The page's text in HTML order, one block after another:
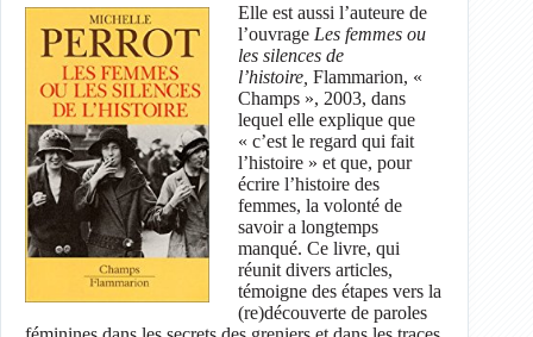
Elle est aussi l’auteure de
l’ouvrage Les femmes ou
les silences de
l’histoire, Flammarion, «
Champs », 2003, dans
lequel elle explique que
« c’est le regard qui fait
l’histoire » et que, pour
écrire l’histoire des
femmes, la volonté de
savoir a longtemps
manqué. Ce livre, qui
réunit divers articles,
témoigne des étapes vers la
(re)découverte de paroles